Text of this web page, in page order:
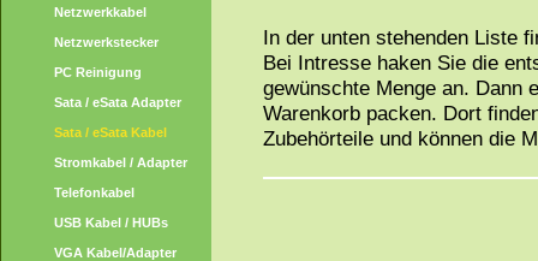
Netzwerkkabel
Netzwerkstecker
PC Reinigung
Sata / eSata Adapter
Sata / eSata Kabel
Stromkabel / Adapter
Telefonkabel
USB Kabel / HUBs
VGA Kabel/Adapter
In der unten stehenden Liste
Bei Intresse haken Sie die
gewünschte Menge an. Dann
Warenkorb packen. Dort
Zubehörteile und können die